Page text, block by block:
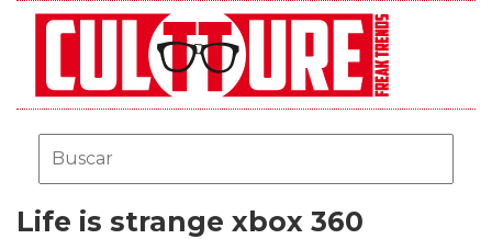
Life is strange xbox 360